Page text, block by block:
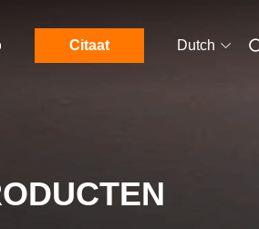
Citaat Dutch